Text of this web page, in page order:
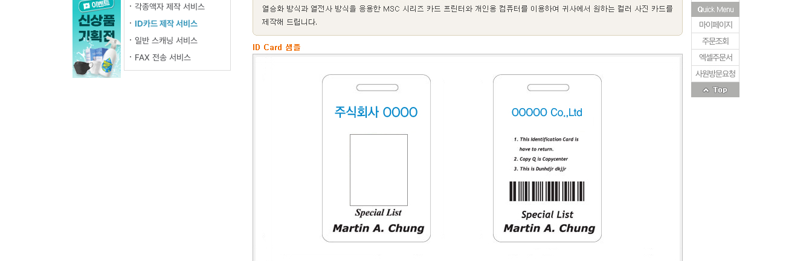
각종액자 제작 서비스
ID카드 제작 서비스
일반 스캐닝 서비스
FAX 전송 서비스
마이페이지
주문조회
엑셀주문서
사원방문요청